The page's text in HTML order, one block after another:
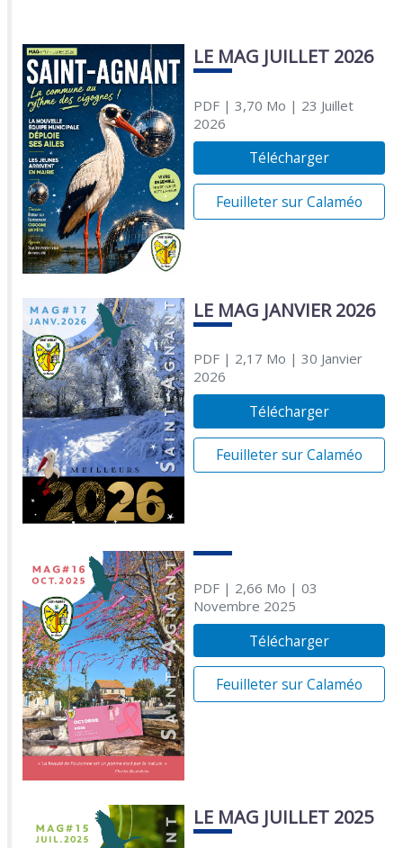
LE MAG JUILLET 2026
PDF| 3,70 Mo | 23 Juillet
2026
Télécharger
Feuilleter sur Calaméo
LE MAG JANVIER 2026
PDF| 2,17 Mo | 30 Janvier
2026
Télécharger
Feuilleter sur Calaméo
PDF| 2,66 Mo | 03
Novembre 2025
Télécharger
Feuilleter sur Calaméo
LE MAG JUILLET 2025